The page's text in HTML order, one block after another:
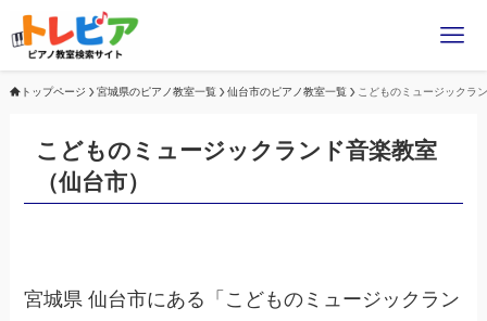
トップページ 宮城県のピアノ教室一覧 仙台市のピアノ教室一覧 こどものミュージックラ
こどものミュージックランド音楽教室
（仙台市）
宮城県 仙台市にある「こどものミュージックラン